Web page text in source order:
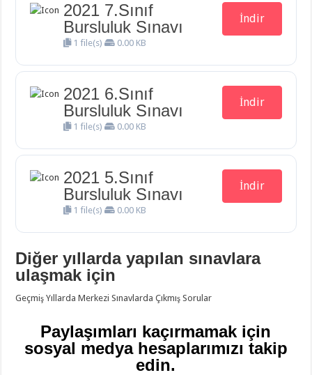
2021 7.Sınıf
Bursluluk Sınavı
1 file(s) 0.00 KB
İndir
2021 6.Sınıf
Bursluluk Sınavı
1 file(s) 0.00 KB
İndir
2021 5.Sınıf
Bursluluk Sınavı
1 file(s) 0.00 KB
İndir
Diğer yıllarda yapılan sınavlara
ulaşmak için
Geçmiş Yıllarda Merkezi Sınavlarda Çıkmış Sorular
Paylaşımları kaçırmamak için
sosyal medya hesaplarımızı takip
edin.